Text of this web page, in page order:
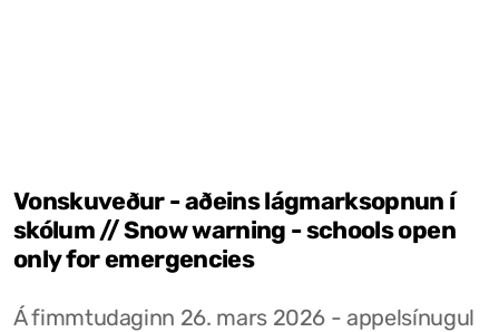
Vonskuveður - aðeins lágmarksopnun í
skólum // Snow warning - schools open
only for emergencies
Á fimmtudaginn 26. mars 2026 - appelsínugul